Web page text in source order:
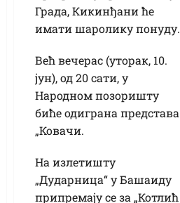
Града, Кикинђани ће
имати шаролику понуду.
Већ вечерас (уторак, 10.
јун), од 20 сати, у
Народном позоришту
биће одиграна представа
„Ковачи.
На излетишту
„Дударница“ у Башаиду
припремају се за „Котлић